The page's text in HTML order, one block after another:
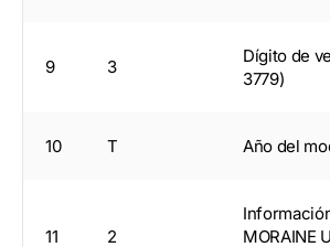
9 3
Dígito de
3779)
10 T Año del
11 2
MORAINE